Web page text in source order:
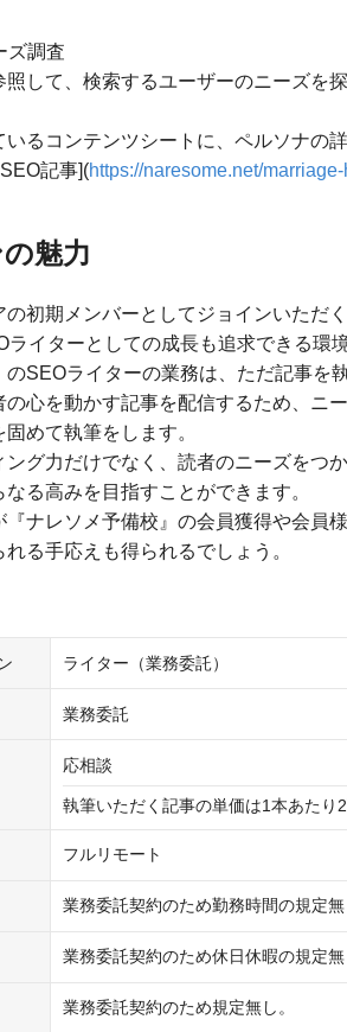
ズ調査
して、検索するユーザーのニーズを
るコンテンツシートに、ペルソナの
記事](https://naresome.net/
魅力
の初期メンバーとしてジョインいただ
イターとしての成長も追求できる環
のSEOライターの業務は、ただ記事を
心を動かす記事を配信するため、ニ
めて執筆をします。
ング力だけでなく、読者のニーズをつ
る高みを目指すことができます。
『ナレソメ予備校』の会員獲得や会員
る手応えも得られるでしょう。
ライター（業務委託）
業務委託
応相談
執筆いただく記事の単価は1本あたり
フルリモート
業務委託契約のため勤務時間の規定無
業務委託契約のため休日休暇の規定無
業務委託契約のため規定無し。